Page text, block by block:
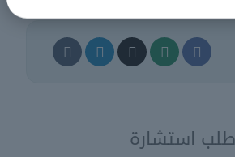
استشارة